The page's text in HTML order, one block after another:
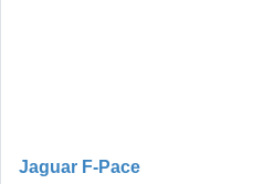
Jaguar F-Pace